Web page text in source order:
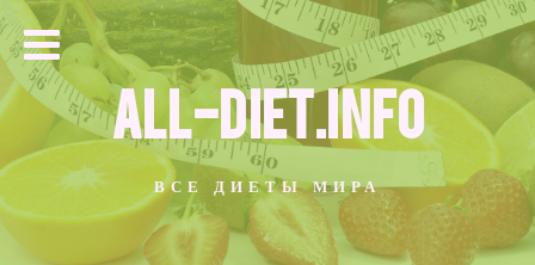
ALL-DIET.INFO
ВСЕ ДИЕТЫ МИРА